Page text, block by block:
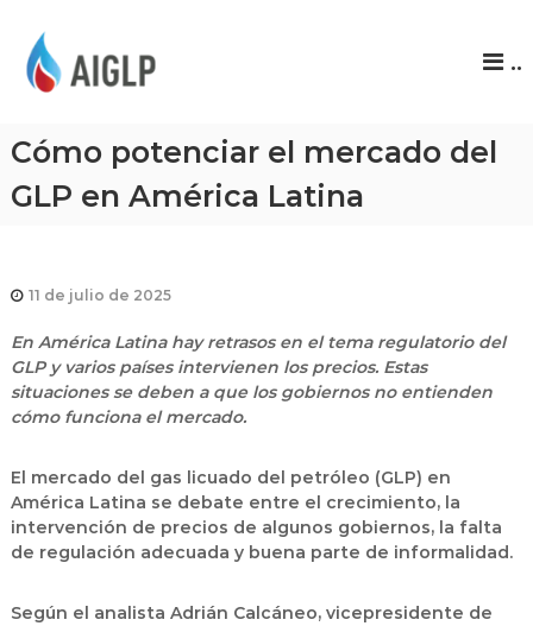
P
..
Cómo potenciar el mercado del
GLP en América Latina
11 de julio de 2025
En América Latina hay retrasos en el tema regulatorio del
GLP y varios países intervienen los precios. Estas
situaciones se deben a que los gobiernos no entienden
cómo funciona el mercado.
El mercado del gas licuado del petróleo (GLP) en
América Latina se debate entre el crecimiento, la
intervención de precios de algunos gobiernos, la falta
de regulación adecuada y buena parte de informalidad.
Según el analista Adrián Calcáneo, vicepresidente de